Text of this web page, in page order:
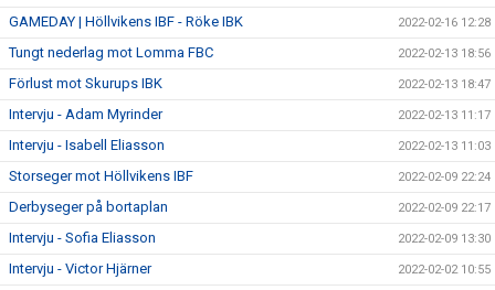
GAMEDAY | Höllvikens IBF - Röke IBK 2022-02-16 12:28
Tungt nederlag mot Lomma FBC 2022-02-13 18:56
Förlust mot Skurups IBK 2022-02-13 18:47
Intervju - Adam Myrinder 2022-02-13 11:17
Intervju - Isabell Eliasson 2022-02-13 11:03
Storseger mot Höllvikens IBF 2022-02-09 22:24
Derbyseger på bortaplan 2022-02-09 22:17
Intervju - Sofia Eliasson 2022-02-09 13:30
Intervju - Victor Hjärner 2022-02-02 10:55